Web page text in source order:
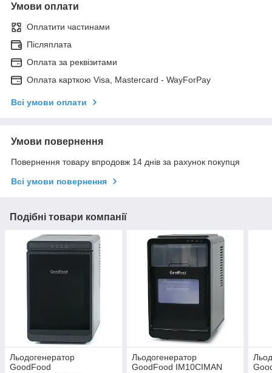
Умови оплати
Оплатити частинами
Післяплата
Оплата за реквізитами
Оплата карткою Visa, Mastercard - WayForPay
Всі умови оплати
Умови повернення
Повернення товару впродовж 14 днів за рахунок покупця
Всі умови повернення
Подібні товари компанії
Льодогенератор
GoodFood
Льодогенератор
GoodFood IM10CIMAN